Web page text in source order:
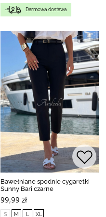
Darmowa dostawa
Bawełniane spodnie cygaretki
Sunny Bari czarne
99,99 zł
S M L XL